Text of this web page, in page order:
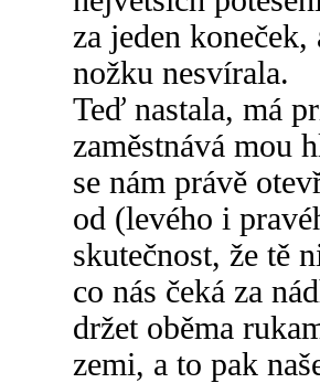
za jeden
nožku nesvírala.
Teď nastala, má
zaměstnává mou
se nám právě
od (levého i
skutečnost, že tě
co nás čeká za
držet oběma
zemi, a to pak